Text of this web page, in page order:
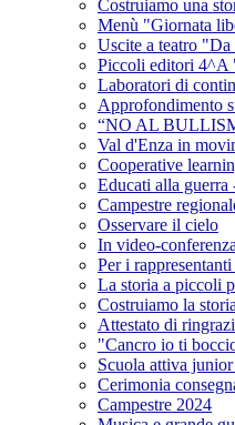
Costruiamo una
Menù "Giornata
Uscite a teatro
Piccoli editori 4^A
Laboratori di
Approfondimento
“NO AL
Val d'Enza in
Cooperative
Educati alla guerra
Campestre
Osservare il cielo
In video-
Per i
La storia a piccoli
Costruiamo la storia
Attestato di
"Cancro io ti
Scuola attiva
Cerimonia
Campestre 2024